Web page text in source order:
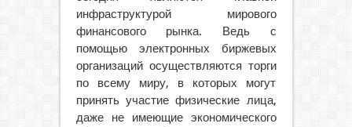
инфраструктурой мирового
финансового рынка. Ведь с
помощью электронных биржевых
организаций осуществляются торги
по всему миру, в которых могут
принять участие физические лица,
даже не имеющие экономического